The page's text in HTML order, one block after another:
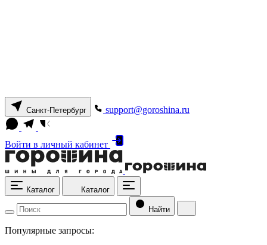
Санкт-Петербург support@goroshina.ru
Войти в личный кабинет
Каталог Каталог
Найти
Популярные запросы: